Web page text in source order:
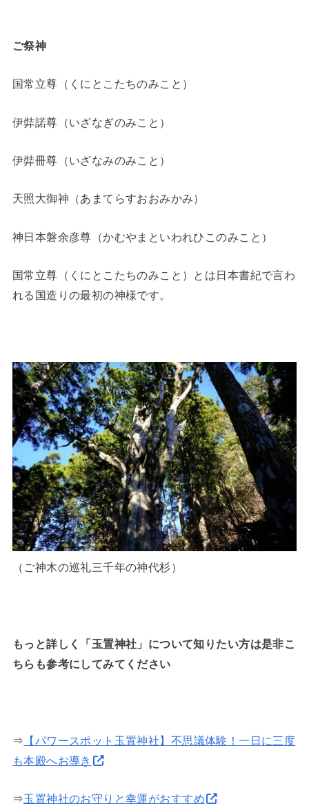
ご祭神
国常立尊（くにとこたちのみこと）
伊弉諾尊（いざなぎのみこと）
伊弉冊尊（いざなみのみこと）
天照大御神（あまてらすおおみかみ）
神日本磐余彦尊（かむやまといわれひこのみこと）
国常立尊（くにとこたちのみこと）とは日本書紀で言わ
れる国造りの最初の神様です。
（ご神木の巡礼三千年の神代杉）
もっと詳しく「玉置神社」について知りたい方は是非こ
ちらも参考にしてみてください
⇒ 【パワースポット玉置神社】不思議体験！一日に三度
も本殿へお導き
⇒玉置神社のお守りと幸運がおすすめ